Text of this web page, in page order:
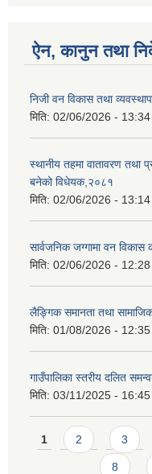
ऐन, कानुन तथा
निजी वन विकास तथा
मिति: 02/06/2026 - 13:34
स्थानीय तहमा वातावरण तथा
बनेको विधेयक,२०८१
मिति: 02/06/2026 - 13:14
सार्वजनिक जग्गामा वन विकास
मिति: 02/06/2026 - 12:28
लैङ्गिक समानता तथा
मिति: 01/08/2026 - 12:35
गाउँपालिका स्तरीय दलित
मिति: 03/11/2025 - 16:45
Pages
1 2 3
8